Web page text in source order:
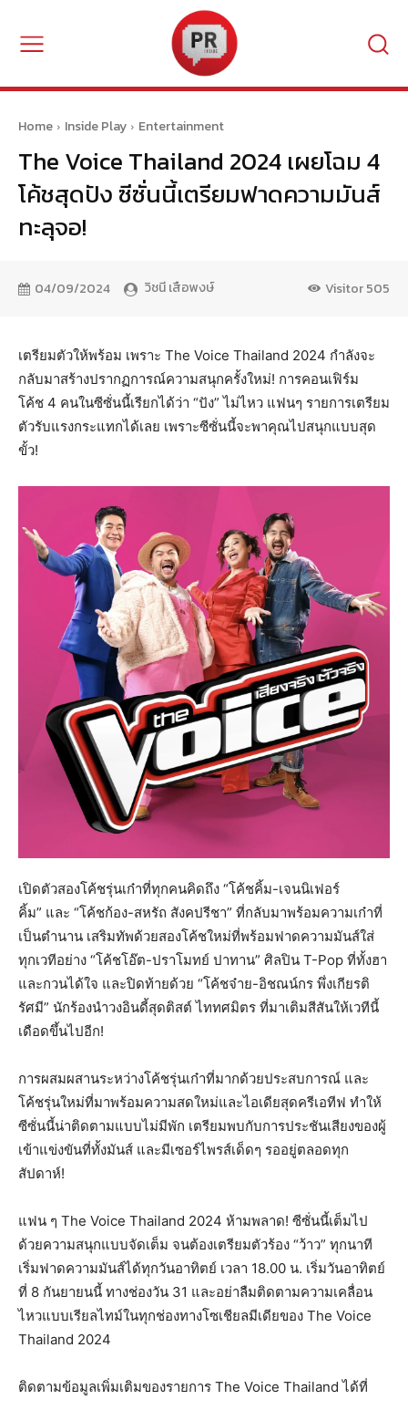
Home Inside Play Entertainment
The Voice Thailand 2024 เผยโฉม 4
โค้ชสุดปัง ซีซั่นนี้เตรียมฟาดความมันส์
ทะลุจอ!
04/09/2024 วิชนี เสือพงษ์ Visitor505
เตรียมตัวให้พร้อม เพราะ The Voice Thailand 2024 กำลังจะ
กลับมาสร้างปรากฏการณ์ความสนุกครั้งใหม่! การคอนเฟิร์ม
โค้ช 4 คนในซีซั่นนี้เรียกได้ว่า “ปัง” ไม่ไหว แฟนๆ รายการเตรียม
ตัวรับแรงกระแทกได้เลย เพราะซีซั่นนี้จะพาคุณไปสนุกแบบสุด
ขั้ว!
เปิดตัวสองโค้ชรุ่นเก๋าที่ทุกคนคิดถึง “โค้ชคิ้ม-เจนนิเฟอร์
คิ้ม” และ “โค้ชก้อง-สหรัถ สังคปรีชา” ที่กลับมาพร้อมความเก๋าที่
เป็นตำนาน เสริมทัพด้วยสองโค้ชใหม่ที่พร้อมฟาดความมันส์ใส่
ทุกเวทีอย่าง “โค้ชโอ๊ต-ปราโมทย์ ปาทาน” ศิลปิน T-Pop ที่ทั้งฮา
และกวนได้ใจ และปิดท้ายด้วย “โค้ชจ๋าย-อิชณน์กร พึ่งเกียรติ
รัศมี” นักร้องนำวงอินดี้สุดติสต์ ไททศมิตร ที่มาเติมสีสันให้เวทีนี้
เดือดขึ้นไปอีก!
การผสมผสานระหว่างโค้ชรุ่นเก๋าที่มากด้วยประสบการณ์ และ
โค้ชรุ่นใหม่ที่มาพร้อมความสดใหม่และไอเดียสุดครีเอทีฟ ทำให้
ซีซั่นนี้น่าติดตามแบบไม่มีพัก เตรียมพบกับการประชันเสียงของผู้
เข้าแข่งขันที่ทั้งมันส์ และมีเซอร์ไพรส์เด็ดๆ รออยู่ตลอดทุก
สัปดาห์!
แฟน ๆ The Voice Thailand 2024 ห้ามพลาด! ซีซั่นนี้เต็มไป
ด้วยความสนุกแบบจัดเต็ม จนต้องเตรียมตัวร้อง “ว้าว” ทุกนาที
เริ่มฟาดความมันส์ได้ทุกวันอาทิตย์ เวลา 18.00 น. เริ่มวันอาทิตย์
ที่ 8 กันยายนนี้ ทางช่องวัน 31 และอย่าลืมติดตามความเคลื่อน
ไหวแบบเรียลไทม์ในทุกช่องทางโซเชียลมีเดียของ The Voice
Thailand 2024
ติดตามข้อมูลเพิ่มเติมของรายการ The Voice Thailand ได้ที่